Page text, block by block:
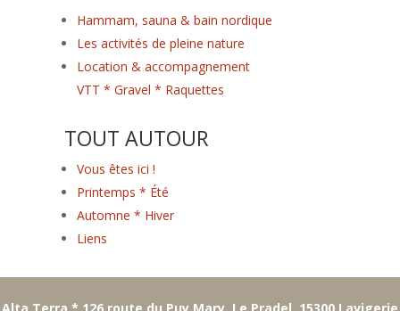
Hammam, sauna & bain nordique
Les activités de pleine nature
Location & accompagnement
VTT * Gravel * Raquettes
TOUT AUTOUR
Vous êtes ici !
Printemps * Été
Automne * Hiver
Liens